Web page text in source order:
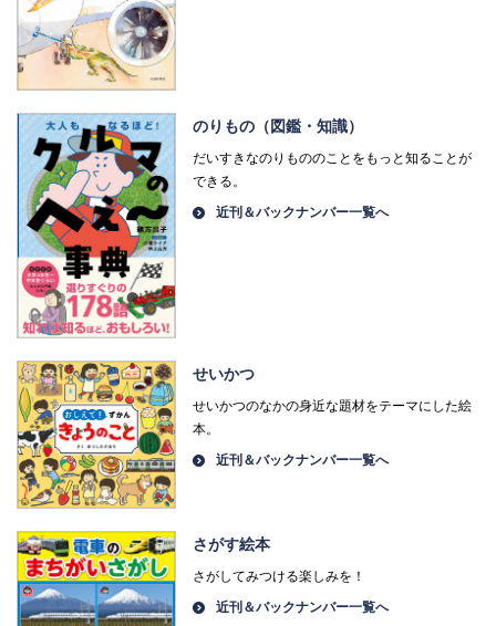
のりもの（図鑑・知識）
だいすきなのりもののことをもっと知ることが
できる。
近刊＆バックナンバー一覧へ
せいかつ
せいかつのなかの身近な題材をテーマにした絵
本。
近刊＆バックナンバー一覧へ
さがす絵本
さがしてみつける楽しみを！
近刊＆バックナンバー一覧へ